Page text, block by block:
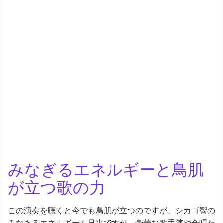
みなぎるエネルギーと鳥肌
が立つ歌の力
この演奏を聴くと今でも鳥肌が立つのですが、シカゴ響の